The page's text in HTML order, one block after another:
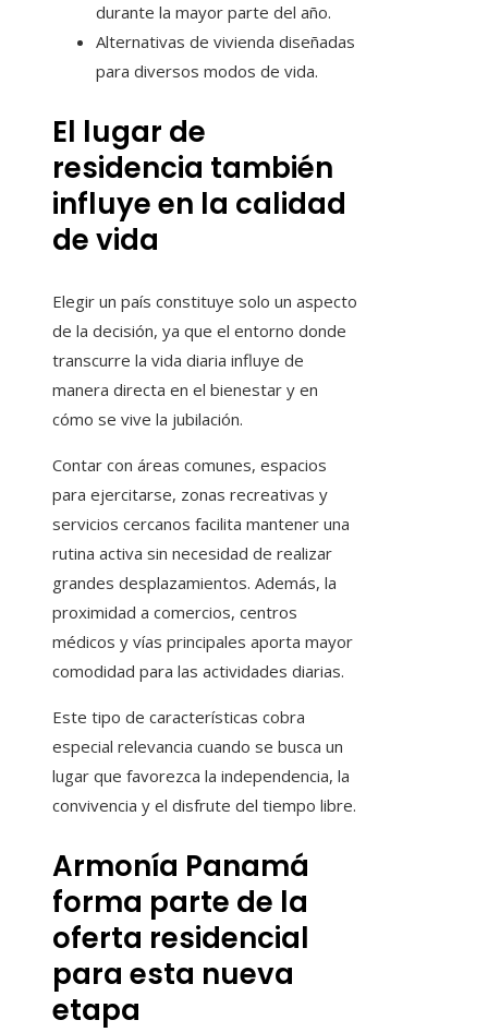
durante la mayor parte del año.
Alternativas de vivienda diseñadas
para diversos modos de vida.
El lugar de
residencia también
influye en la calidad
de vida
Elegir un país constituye solo un aspecto
de la decisión, ya que el entorno donde
transcurre la vida diaria influye de
manera directa en el bienestar y en
cómo se vive la jubilación.
Contar con áreas comunes, espacios
para ejercitarse, zonas recreativas y
servicios cercanos facilita mantener una
rutina activa sin necesidad de realizar
grandes desplazamientos. Además, la
proximidad a comercios, centros
médicos y vías principales aporta mayor
comodidad para las actividades diarias.
Este tipo de características cobra
especial relevancia cuando se busca un
lugar que favorezca la independencia, la
convivencia y el disfrute del tiempo libre.
Armonía Panamá
forma parte de la
oferta residencial
para esta nueva
etapa